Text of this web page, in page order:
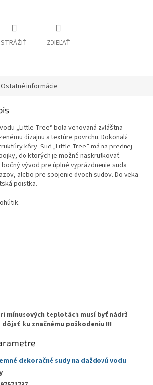
STRÁŽIŤ ZDIEĽAŤ
Ostatné informácie
„Little Tree“ bola venovaná zvláštna
dizajnu a textúre povrchu. Dokonalá
kôry. Sud „Little Tree” má na prednej
do ktorých je možné naskrutkovať
vývod pre úplné vyprázdnenie suda
alebo pre spojenie dvoch sudov. Do veka
poistka.
mínusových teplotách musí byť nádrž
dôjsť ku značnému poškodeniu !!!
dekoračné sudy na dažďovú vodu